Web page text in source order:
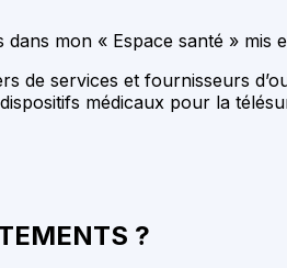
mon « Espace santé » mis
de services et fournisseurs
médicaux pour la
?